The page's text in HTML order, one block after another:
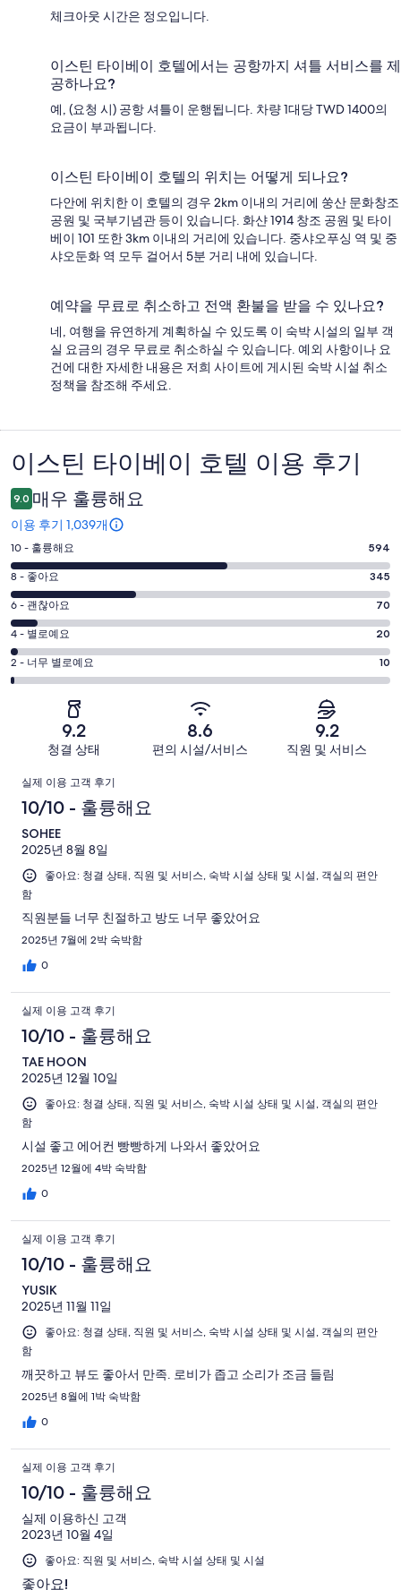
체크아웃 시간은 정오입니다.
이스틴 타이베이 호텔에서는 공항까지 셔틀 서비스를 제
공하나요?
예, (요청 시) 공항 셔틀이 운행됩니다. 차량 1대당 TWD 1400의
요금이 부과됩니다.
이스틴 타이베이 호텔의 위치는 어떻게 되나요?
다안에 위치한 이 호텔의 경우 2km 이내의 거리에 쑹산 문화창조
공원 및 국부기념관 등이 있습니다. 화샨 1914 창조 공원 및 타이
베이 101 또한 3km 이내의 거리에 있습니다. 중샤오푸싱 역 및 중
샤오둔화 역 모두 걸어서 5분 거리 내에 있습니다.
예약을 무료로 취소하고 전액 환불을 받을 수 있나요?
네, 여행을 유연하게 계획하실 수 있도록 이 숙박 시설의 일부 객
실 요금의 경우 무료로 취소하실 수 있습니다. 예외 사항이나 요
건에 대한 자세한 내용은 저희 사이트에 게시된 숙박 시설 취소
정책을 참조해 주세요.
이
용
후
기
이스틴 타이베이 호텔 이용 후기
9.0 매우 훌륭해요
이용 후기 1,039개
평
점
10
-
훌
륭
해
요.
후
기
594
10 - 훌륭해요 594
평
점
8
-
좋
아
후
중
345
개
8 - 좋아요 345
평
점
6
-
괜
개
이
후
기
중
70
개
6 - 괜찮아요 70
평
점
4
1039
개
이
용
후
기
개
4 - 별로예요 20
평
점
별
로
요.
1039
개
이
용
후
중
10
개
2 - 너무 별로예요 10
9.2
청결 상태
8.6
편의 시설/서비스
9.2
직원 및 서비스
이
용
후
기
실제 이용 고객 후기
10/10 - 훌륭해요
SOHEE
2025년 8월 8일
좋아요: 청결 상태, 직원 및 서비스, 숙박 시설 상태 및 시설, 객실의 편안
함
직원분들 너무 친절하고 방도 너무 좋았어요
2025년 7월에 2박 숙박함
0
실제 이용 고객 후기
10/10 - 훌륭해요
TAE HOON
2025년 12월 10일
좋아요: 청결 상태, 직원 및 서비스, 숙박 시설 상태 및 시설, 객실의 편안
함
시설 좋고 에어컨 빵빵하게 나와서 좋았어요
2025년 12월에 4박 숙박함
0
실제 이용 고객 후기
10/10 - 훌륭해요
YUSIK
2025년 11월 11일
좋아요: 청결 상태, 직원 및 서비스, 숙박 시설 상태 및 시설, 객실의 편안
함
깨끗하고 뷰도 좋아서 만족. 로비가 좁고 소리가 조금 들림
2025년 8월에 1박 숙박함
0
실제 이용 고객 후기
10/10 - 훌륭해요
실제 이용하신 고객
2023년 10월 4일
좋아요: 직원 및 서비스, 숙박 시설 상태 및 시설
좋아요!